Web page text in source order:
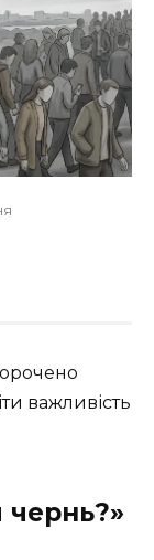
важливість
чернь?»